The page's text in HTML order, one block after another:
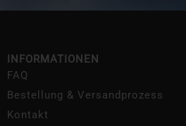
INFORMATIONEN
FAQ
Bestellung & Versandprozess
Kontakt